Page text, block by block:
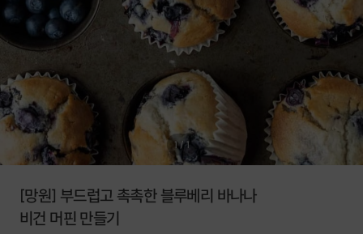
1/1
[망원] 부드럽고 촉촉한 블루베리 바나나
비건 머핀 만들기